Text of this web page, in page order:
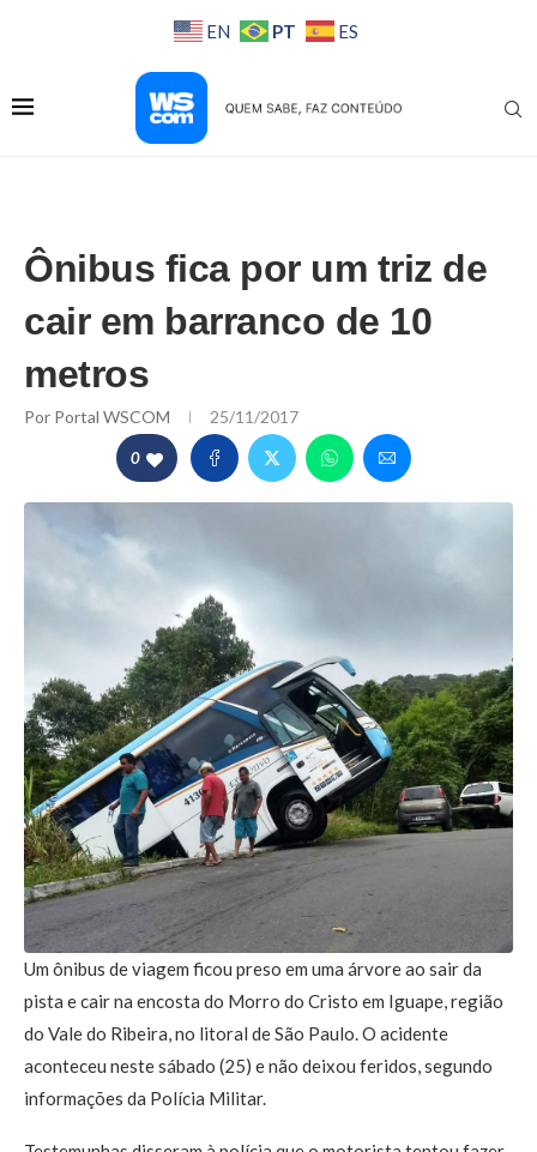
EN PT ES
Ônibus fica por um triz de
cair em barranco de 10
metros
Por Portal WSCOM 25/11/2017
0
Um ônibus de viagem ficou preso em uma árvore ao sair da
pista e cair na encosta do Morro do Cristo em Iguape, região
do Vale do Ribeira, no litoral de São Paulo. O acidente
aconteceu neste sábado (25) e não deixou feridos, segundo
informações da Polícia Militar.